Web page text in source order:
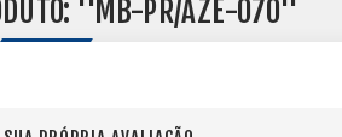
MB-PR/AZE-070